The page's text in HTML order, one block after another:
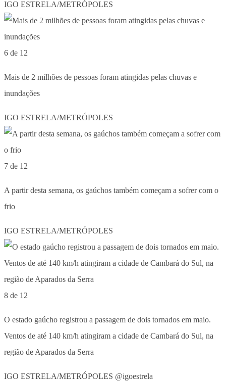
IGO ESTRELA/METRÓPOLES
6 de 12
Mais de 2 milhões de pessoas foram atingidas pelas chuvas e
inundações
IGO ESTRELA/METRÓPOLES
7 de 12
A partir desta semana, os gaúchos também começam a sofrer com o
frio
IGO ESTRELA/METRÓPOLES
8 de 12
O estado gaúcho registrou a passagem de dois tornados em maio.
Ventos de até 140 km/h atingiram a cidade de Cambará do Sul, na
região de Aparados da Serra
IGO ESTRELA/METRÓPOLES @igoestrela